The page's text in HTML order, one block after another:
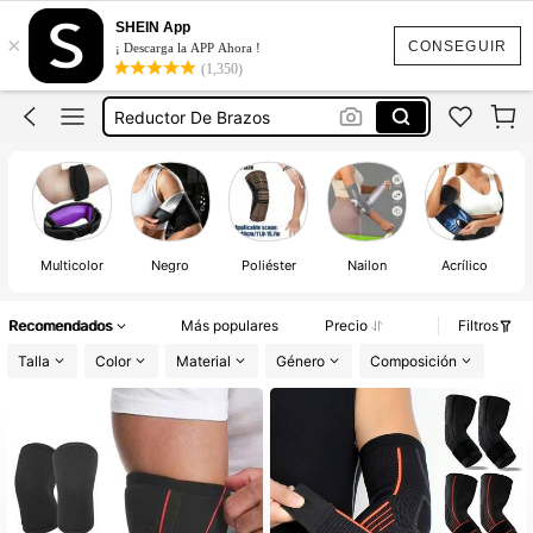
CONSEGUIR
×
SHEIN App
¡ Descarga la APP Ahora !
(1,350)
Codera Para Epicondilitis
Reductor De Brazos
Epicondilitis Codo
Codera Codo Tenista
Coderas Mujer Epicondilitis
Multicolor Negro Poliéster Nailon Acrílico
Recomendados Más populares Precio
Filtros
Talla
Color Material Género Composición